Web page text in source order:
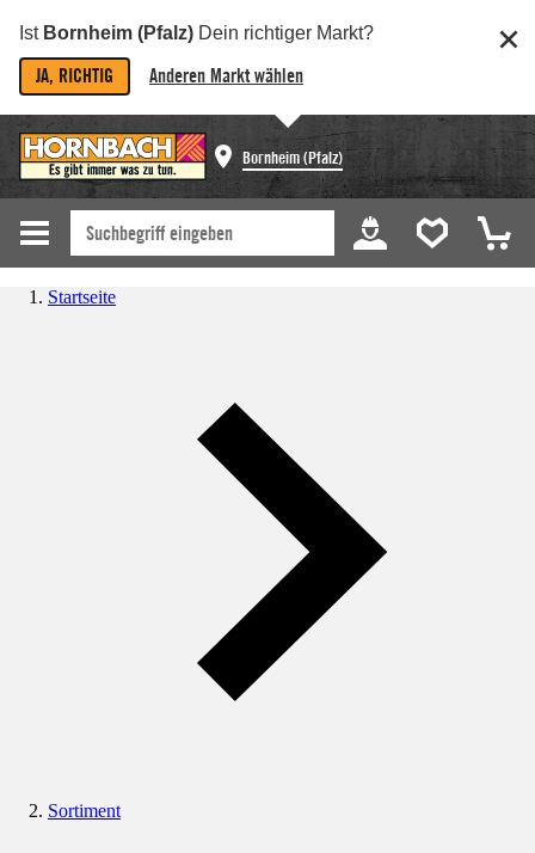
Ist Bornheim (Pfalz) Dein richtiger Markt?
JA, RICHTIG Anderen Markt wählen
Bornheim (Pfalz)
Startseite
Sortiment